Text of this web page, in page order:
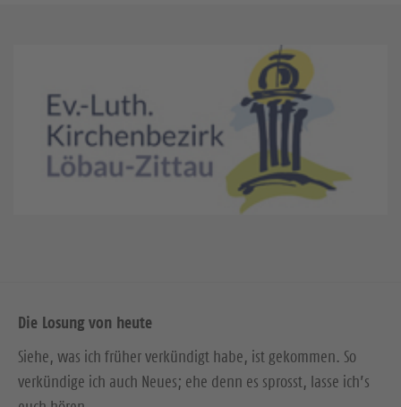
Die Losung von heute
Siehe, was ich früher verkündigt habe, ist gekommen. So
verkündige ich auch Neues; ehe denn es sprosst, lasse ich’s